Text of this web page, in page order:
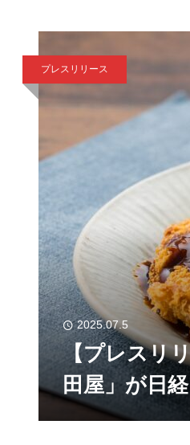
プレスリリース
2025.07.5
【プレスリ
田屋」が日